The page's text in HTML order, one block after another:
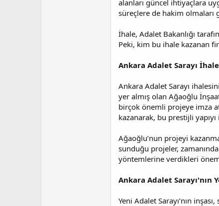
alanları güncel ihtiyaçlara
süreçlere de hakim
İhale, Adalet Bakanlığı
Peki, kim bu ihale kazanan
Ankara Adalet Sarayı
Ankara Adalet Sarayı
yer almış olan Ağaoğlu
birçok önemli projeye imza
kazanarak, bu prestijli
Ağaoğlu’nun projeyi
sunduğu projeler,
yöntemlerine verdikleri
Ankara Adalet Sarayı'nın
Yeni Adalet Sarayı’nın